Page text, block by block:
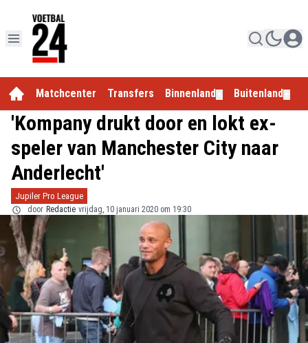
Matchcenter Transfers Binnenland Buitenland
'Kompany drukt door en lokt ex-
speler van Manchester City naar
Anderlecht'
Jupiler Pro League
door Redactie vrijdag, 10 januari 2020 om 19:30